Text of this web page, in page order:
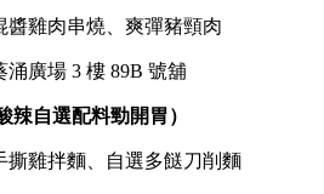
醬雞肉串燒、爽彈豬頸肉
涌廣場 3 樓 89B 號舖
辣自選配料勁開胃）
撕雞拌麵、自選多餸刀削麵